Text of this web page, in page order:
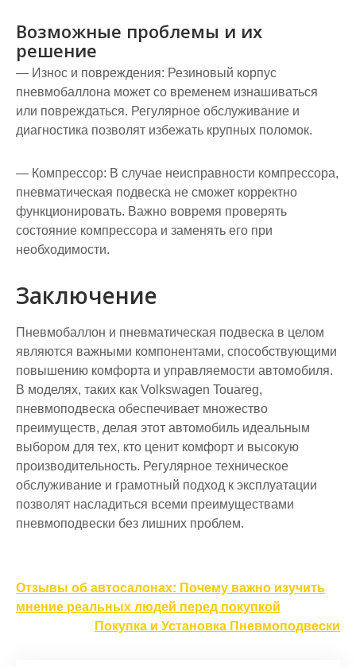
Возможные проблемы и их
решение
— Износ и повреждения: Резиновый корпус
пневмобаллона может со временем изнашиваться
или повреждаться. Регулярное обслуживание и
диагностика позволят избежать крупных поломок.
— Компрессор: В случае неисправности компрессора,
пневматическая подвеска не сможет корректно
функционировать. Важно вовремя проверять
состояние компрессора и заменять его при
необходимости.
Заключение
Пневмобаллон и пневматическая подвеска в целом
являются важными компонентами, способствующими
повышению комфорта и управляемости автомобиля.
В моделях, таких как Volkswagen Touareg,
пневмоподвеска обеспечивает множество
преимуществ, делая этот автомобиль идеальным
выбором для тех, кто ценит комфорт и высокую
производительность. Регулярное техническое
обслуживание и грамотный подход к эксплуатации
позволят насладиться всеми преимуществами
пневмоподвески без лишних проблем.
Навигация
по
записям
Отзывы об автосалонах: Почему важно изучить
мнение реальных людей перед покупкой
Покупка и Установка Пневмоподвески